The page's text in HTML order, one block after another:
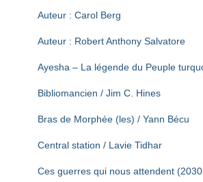
Auteur : Carol Berg
Auteur : Robert Anthony Salvatore
Ayesha – La légende du Peuple
Bibliomancien / Jim C. Hines
Bras de Morphée (les) / Yann Bécu
Central station / Lavie Tidhar
Ces guerres qui nous attendent